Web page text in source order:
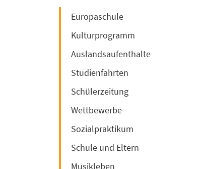
Europaschule
Kulturprogramm
Auslandsaufenthalte
Studienfahrten
Schülerzeitung
Wettbewerbe
Sozialpraktikum
Schule und Eltern
Musikleben